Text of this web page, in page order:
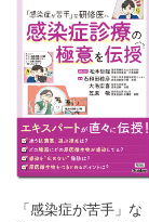
シーン7 ク
われた！
7 腎障害アセ
・薬剤性腎
・急性腎障
・腎障害の
・検査値異常
・薬剤性腎
た！
「感染症が苦手」な